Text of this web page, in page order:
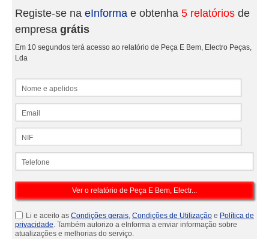
Registe-se na eInforma e obtenha 5 relatórios de
empresa grátis
Em 10 segundos terá acesso ao relatório de Peça E Bem, Electro Peças,
Lda
Li e aceito as Condições gerais, Condições de Utilização e Política de
privacidade. Também autorizo a eInforma a enviar informação sobre
atualizações e melhorias do serviço.